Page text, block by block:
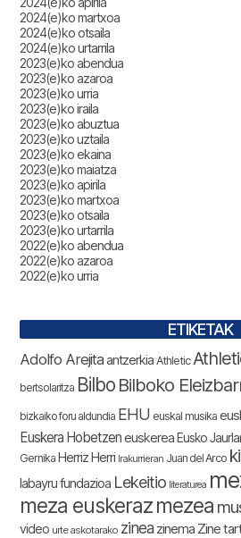
2024(e)ko martxoa
2024(e)ko otsaila
2024(e)ko urtarrila
2023(e)ko abendua
2023(e)ko azaroa
2023(e)ko urria
2023(e)ko iraila
2023(e)ko abuztua
2023(e)ko uztaila
2023(e)ko ekaina
2023(e)ko maiatza
2023(e)ko apirila
2023(e)ko martxoa
2023(e)ko otsaila
2023(e)ko urtarrila
2022(e)ko abendua
2022(e)ko azaroa
2022(e)ko urria
ETIKETAK
Adolfo Arejitaantzerkia Athletic
bertsolaritza Bilbo Bilboko
bizkaiko foru aldundia EHU euskal musika
Euskera Hobetzeneuskerea Eusko
Gernika Herriz Herri Irakurrieran Juan del Arco
labayru fundazioa Lekeitio literaturea
meza euskerazmezea
video urte askotarako zinea zinema Zine